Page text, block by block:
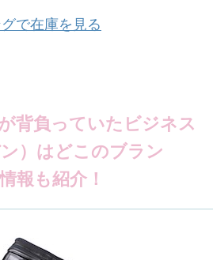
で在庫を見る
背負っていたビジネス
）はどこのブラン
報も紹介！